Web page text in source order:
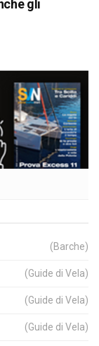
gli
(Barche)
(Guide di Vela)
(Guide di Vela)
(Guide di Vela)